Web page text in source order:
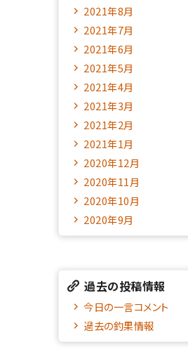
2021年8月
2021年7月
2021年6月
2021年5月
2021年4月
2021年3月
2021年2月
2021年1月
2020年12月
2020年11月
2020年10月
2020年9月
過去の投稿情報
今日の一言コメント
過去の釣果情報